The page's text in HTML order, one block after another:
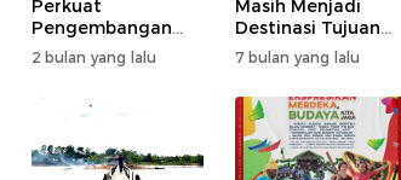
Perkuat
Pengembangan
Wisata, Targetkan
Tingkat Kunjungan
2 bulan yang lalu
Masih Menjadi
Destinasi Tujuan
Wisata di Tanah
Bumbu dengan
Rindangnya Pohon
Pinus
7 bulan yang lalu